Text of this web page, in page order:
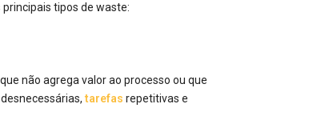
tipos de waste:
não agrega valor ao processo ou que
tarefas repetitivas e